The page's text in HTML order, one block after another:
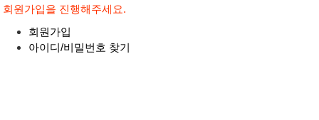
회원가입을 진행해주세요.
회원가입
아이디/비밀번호 찾기